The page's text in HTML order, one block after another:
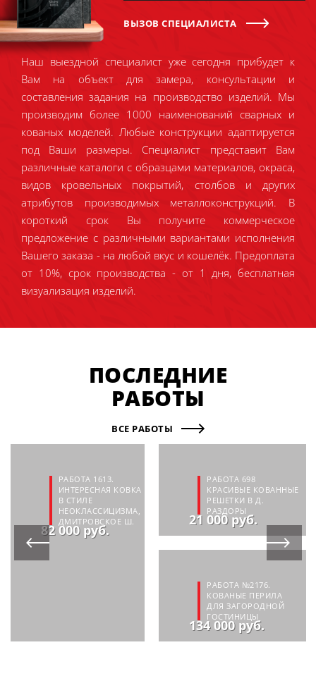
ВЫЗОВ СПЕЦИАЛИСТА
Наш выездной специалист уже сегодня прибудет к
Вам на объект для замера, консультации и
составления задания на производство изделий. Мы
производим более 1000 наименований сварных и
кованых моделей. Любые конструкции адаптируется
под Ваши размеры. Специалист представит Вам
различные каталоги с образцами материалов, окраса,
видов кровельных покрытий, столбов и других
атрибутов производимых металлоконструкций. В
короткий срок Вы получите коммерческое
предложение с различными вариантами исполнения
Вашего заказа - на любой вкус и кошелёк. Предоплата
от 10%, срок производства - от 1 дня, бесплатная
визуализация изделий.
ПОСЛЕДНИЕ
РАБОТЫ
ВСЕ РАБОТЫ
РАБОТА 1613.
ИНТЕРЕСНАЯ КОВКА
В СТИЛЕ
НЕОКЛАССИЦИЗМА,
ДМИТРОВСКОЕ Ш.
82 000 руб.
РАБОТА 698
КРАСИВЫЕ КОВАННЫЕ
РЕШЕТКИ В Д.
РАЗДОРЫ
21 000 руб.
РАБОТА №2176.
КОВАНЫЕ ПЕРИЛА
ДЛЯ ЗАГОРОДНОЙ
ГОСТИНИЦЫ
134 000 руб.